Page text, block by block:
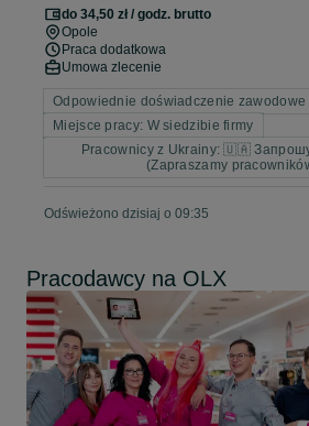
do 34,50 zł / godz. brutto
Opole
Praca dodatkowa
Umowa zlecenie
Odpowiednie doświadczenie zawodowe
Miejsce pracy: W siedzibie firmy
Pracownicy z Ukrainy: 🇺🇦
(Zapraszamy
Odświeżono dzisiaj o 09:35
Pracodawcy na OLX